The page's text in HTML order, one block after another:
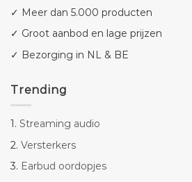
✓ Meer dan 5.000 producten
✓ Groot aanbod en lage prijzen
✓ Bezorging in NL & BE
Trending
1. Streaming audio
2. Versterkers
3. Earbud oordopjes